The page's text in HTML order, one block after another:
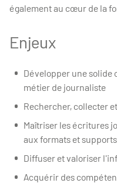
également au cœur de la
Enjeux
Développer une
métier de journaliste
Rechercher, collecter
Maîtriser les écritures
aux formats et supports
Diffuser et valoriser
Acquérir des